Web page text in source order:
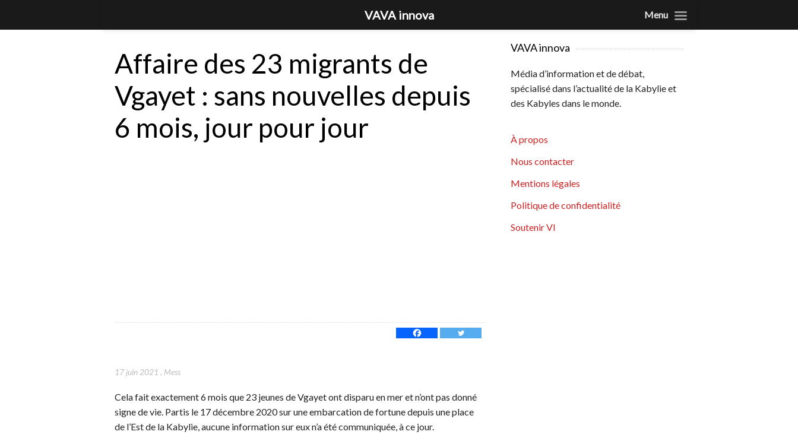
Affaire des 23 migrants de
Vgayet : sans nouvelles depuis
6 mois, jour pour jour
17 juin 2021 , Mess
Cela fait exactement 6 mois que 23 jeunes de Vgayet ont disparu en mer et n’ont pas donné
signe de vie. Partis le 17 décembre 2020 sur une embarcation de fortune depuis une place
de l’Est de la Kabylie, aucune information sur eux n’a été communiquée, à ce jour.
VAVA innova
Média d’information et de débat,
spécialisé dans l’actualité de la Kabylie et
des Kabyles dans le monde.
À propos
Nous contacter
Mentions légales
Politique de confidentialité
Soutenir VI
VAVA innova Menu